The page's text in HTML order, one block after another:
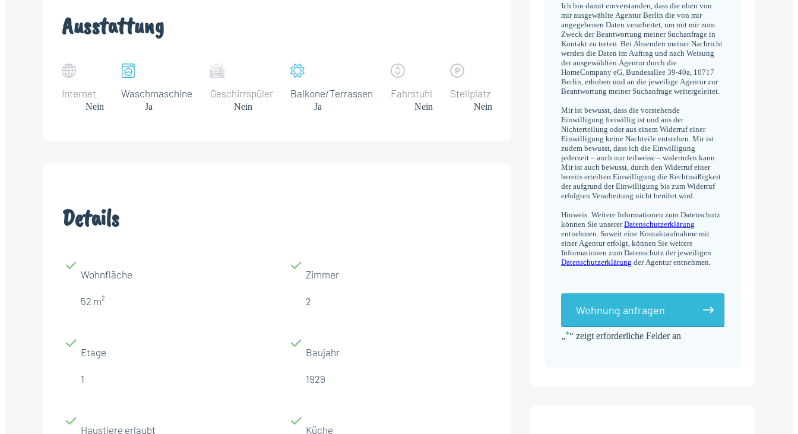
Ausstattung
Internet
Nein
Waschmaschine
Ja
Geschirrspüler
Nein
Balkone/Terrassen
Ja
Fahrstuhl
Nein
Stellplatz
Nein
Details
Wohnfläche
52 m²
Zimmer
2
Etage
1
Baujahr
1929
Haustiere erlaubt Küche
„*“ zeigt erforderliche Felder an
Ich bin damit einverstanden, dass die oben von
mir ausgewählte Agentur Berlin die von mir
angegebenen Daten verarbeitet, um mit mir zum
Zweck der Beantwortung meiner Suchanfrage in
Kontakt zu treten. Bei Absenden meiner Nachricht
werden die Daten im Auftrag und nach Weisung
der ausgewählten Agentur durch die
HomeCompany eG, Bundesallee 39-40a, 10717
Berlin, erhoben und an die jeweilige Agentur zur
Beantwortung meiner Suchanfrage weitergeleitet.
Mir ist bewusst, dass die vorstehende
Einwilligung freiwillig ist und aus der
Nichterteilung oder aus einem Widerruf einer
Einwilligung keine Nachteile entstehen. Mir ist
zudem bewusst, dass ich die Einwilligung
jederzeit – auch nur teilweise – widerrufen kann.
Mir ist auch bewusst, durch den Widerruf einer
bereits erteilten Einwilligung die Rechtmäßigkeit
der aufgrund der Einwilligung bis zum Widerruf
erfolgten Verarbeitung nicht berührt wird.
Hinweis: Weitere Informationen zum Datenschutz
können Sie unsererDatenschutzerklärung
entnehmen. Soweit eine Kontaktaufnahme mit
einer Agentur erfolgt, können Sie weitere
Informationen zum Datenschutz der jeweiligen
Datenschutzerklärung der Agentur entnehmen.
Wohnung anfragen